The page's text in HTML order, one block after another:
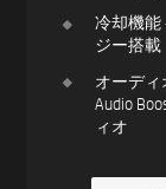
冷却機能
ジー搭載
オーディ
Audio
ィオ